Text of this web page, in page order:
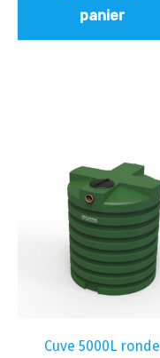
panier
Cuve 5000L ronde